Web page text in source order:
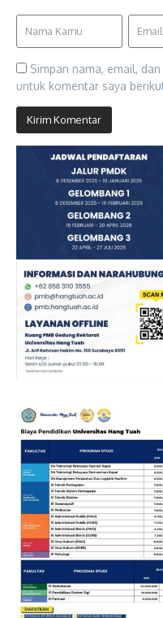
Simpan nama, email,
untuk komentar saya